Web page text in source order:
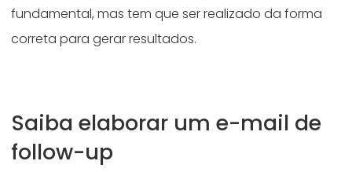
fundamental, mas tem que ser realizado da forma
correta para gerar resultados.
Saiba elaborar um e-mail de
follow-up